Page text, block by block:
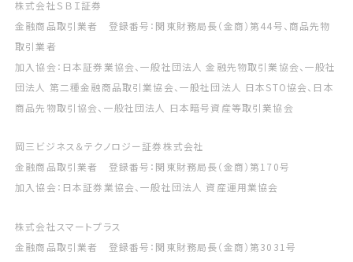
株式会社ＳＢＩ証券
金融商品取引業者 登録番号：関東財務局長（金商）第44号、商品先物
取引業者
加入協会：日本証券業協会、一般社団法人 金融先物取引業協会、一般社
団法人 第二種金融商品取引業協会、一般社団法人 日本STO協会、日本
商品先物取引協会、一般社団法人 日本暗号資産等取引業協会
岡三ビジネス＆テクノロジー証券株式会社
金融商品取引業者 登録番号：関東財務局長（金商）第170号
加入協会：日本証券業協会、一般社団法人 資産運用業協会
株式会社スマートプラス
金融商品取引業者 登録番号：関東財務局長（金商）第3031号